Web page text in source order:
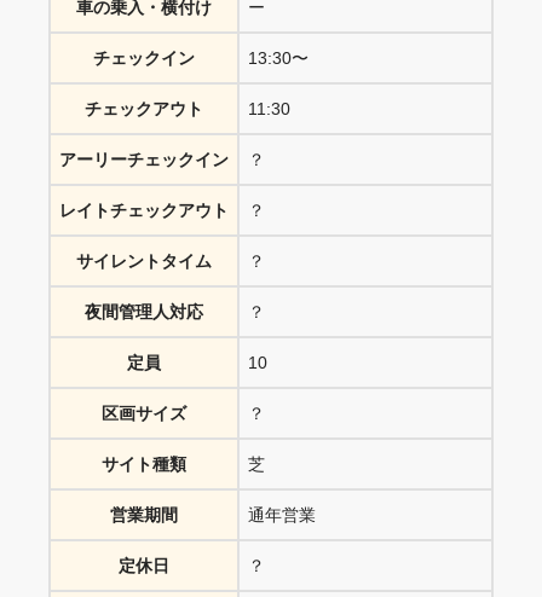
車の乗入・横付け ー
チェックイン 13:30〜
チェックアウト 11:30
アーリーチェックイン ？
レイトチェックアウト ？
サイレントタイム ？
夜間管理人対応 ？
定員 10
区画サイズ ？
サイト種類 芝
営業期間 通年営業
定休日 ？